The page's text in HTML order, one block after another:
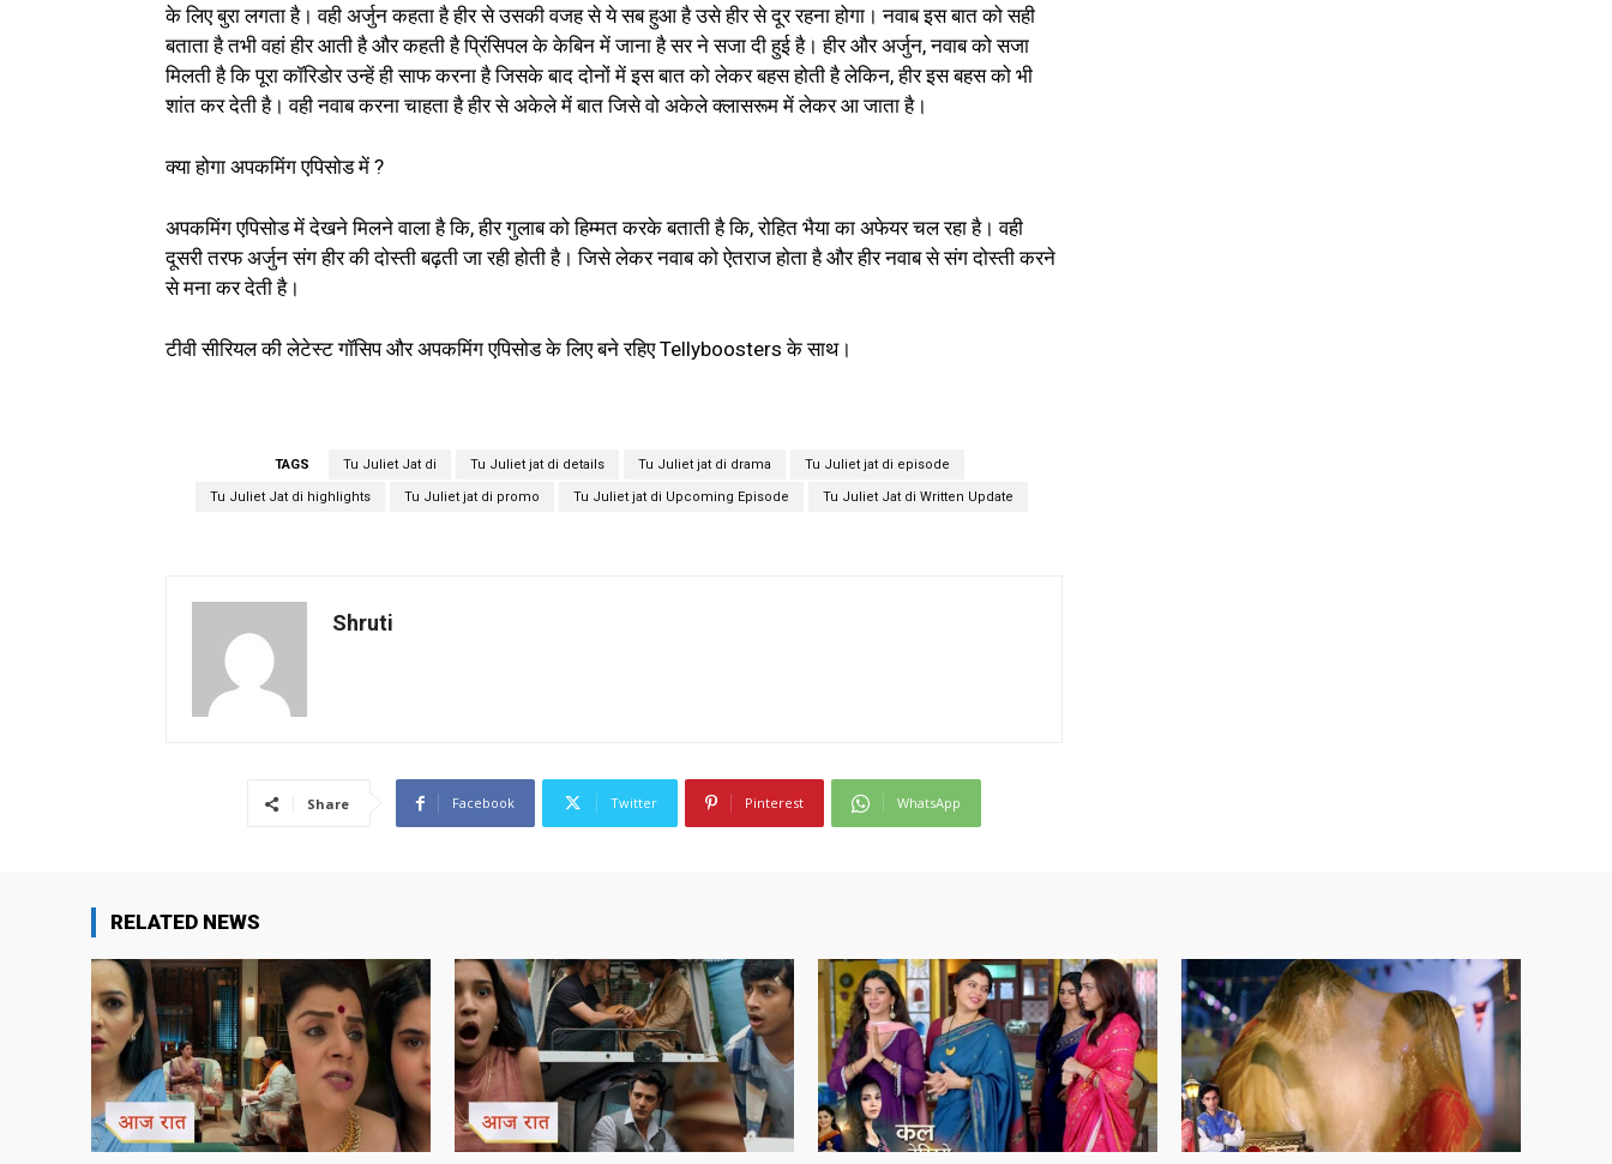
के लिए बुरा लगता है। वही अर्जुन कहता है हीर से उसकी वजह से ये सब हुआ है उसे हीर से दूर रहना होगा। नवाब इस बात को सही
बताता है तभी वहां हीर आती है और कहती है प्रिंसिपल के केबिन में जाना है सर ने सजा दी हुई है। हीर और अर्जुन, नवाब को सजा
मिलती है कि पूरा कॉरिडोर उन्हें ही साफ करना है जिसके बाद दोनों में इस बात को लेकर बहस होती है लेकिन, हीर इस बहस को भी
शांत कर देती है। वही नवाब करना चाहता है हीर से अकेले में बात जिसे वो अकेले क्लासरूम में लेकर आ जाता है।
क्या होगा अपकमिंग एपिसोड में ?
अपकमिंग एपिसोड में देखने मिलने वाला है कि, हीर गुलाब को हिम्मत करके बताती है कि, रोहित भैया का अफेयर चल रहा है। वही
दूसरी तरफ अर्जुन संग हीर की दोस्ती बढ़ती जा रही होती है। जिसे लेकर नवाब को ऐतराज होता है और हीर नवाब से संग दोस्ती करने
से मना कर देती है।
टीवी सीरियल की लेटेस्ट गॉसिप और अपकमिंग एपिसोड के लिए बने रहिए Tellyboosters के साथ।
TAGS Tu Juliet Jat di Tu Juliet jat di details Tu Juliet jat di drama Tu Juliet jat di episode
Tu Juliet Jat di highlights Tu Juliet jat di promo Tu Juliet jat di Upcoming Episode Tu Juliet Jat di Written Update
Shruti
Share Facebook Twitter Pinterest WhatsApp
RELATED NEWS